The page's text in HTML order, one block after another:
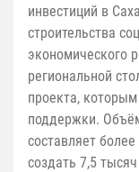
инвестиций в
строительства
экономического
региональной
проекта,
поддержки.
составляет
создать 7,5